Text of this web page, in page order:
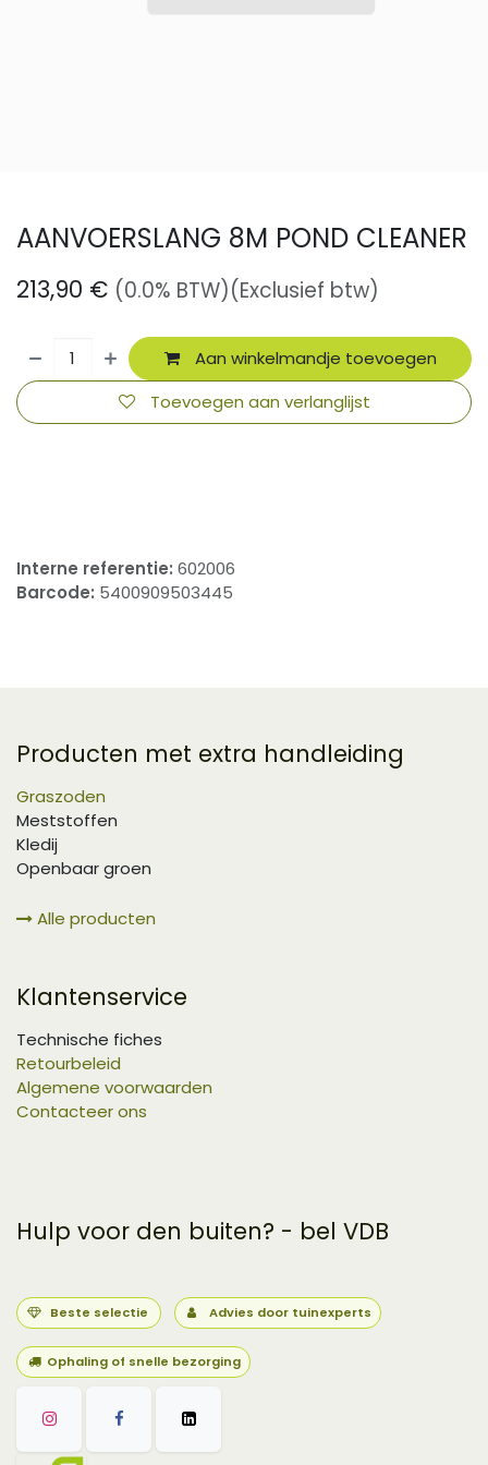
AANVOERSLANG 8M POND CLEANER
213,90 € (0.0% BTW)(Exclusief btw)
Aan winkelmandje toevoegen
Toevoegen aan verlanglijst
Interne referentie: 602006
Barcode: 5400909503445
Producten met extra handleiding
Graszoden
Meststoffen
Kledij
Openbaar groen
Alle producten
Klantenservice
Technische fiches
Retourbeleid
Algemene voorwaarden
Contacteer ons
Hulp voor den buiten? - bel VDB
Beste selectie Advies door tuinexperts
Ophaling of snelle bezorging